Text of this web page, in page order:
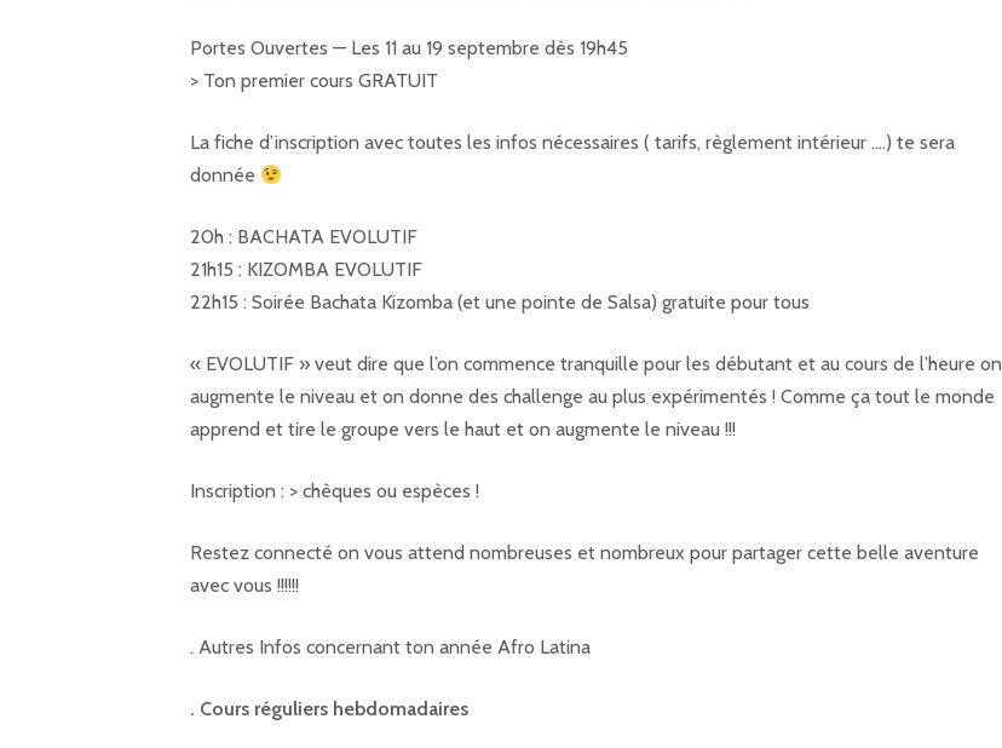
Portes Ouvertes — Les 11 au 19 septembre dès 19h45
> Ton premier cours GRATUIT
La fiche d’inscription avec toutes les infos nécessaires ( tarifs, règlement intérieur ….) te sera
donnée
20h : BACHATA EVOLUTIF
21h15 : KIZOMBA EVOLUTIF
22h15 : Soirée Bachata Kizomba (et une pointe de Salsa) gratuite pour tous
« EVOLUTIF » veut dire que l’on commence tranquille pour les débutant et au cours de l’heure on
augmente le niveau et on donne des challenge au plus expérimentés ! Comme ça tout le monde
apprend et tire le groupe vers le haut et on augmente le niveau !!!
Inscription : > chèques ou espèces !
Restez connecté on vous attend nombreuses et nombreux pour partager cette belle aventure
avec vous !!!!!!
. Autres Infos concernant ton année Afro Latina
. Cours réguliers hebdomadaires